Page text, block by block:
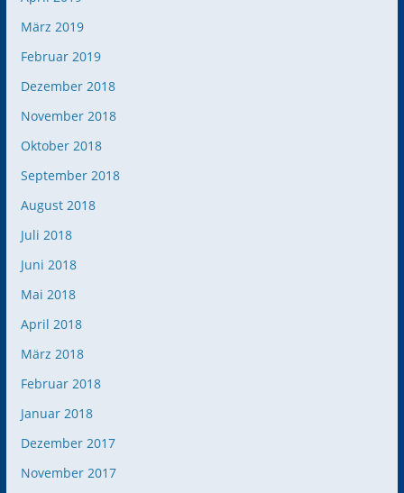
März 2019
Februar 2019
Dezember 2018
November 2018
Oktober 2018
September 2018
August 2018
Juli 2018
Juni 2018
Mai 2018
April 2018
März 2018
Februar 2018
Januar 2018
Dezember 2017
November 2017